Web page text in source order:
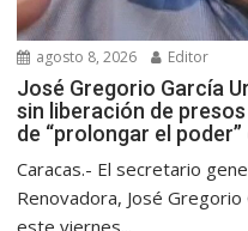
agosto 8, 2026 Editor
José Gregorio García
sin liberación de
de “prolongar el
Caracas.- El secretario
Renovadora, José